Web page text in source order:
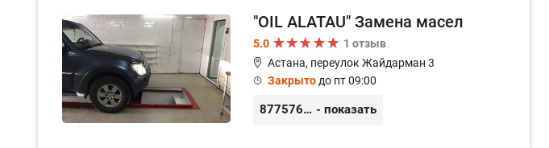
"OIL ALATAU" Замена масел
5.0
1 отзыв
Астана, переулок Жайдарман 3
Закрытодо пт 09:00
87757660126 - показать